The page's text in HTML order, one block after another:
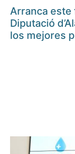
Arranca este
Diputació
los mejores